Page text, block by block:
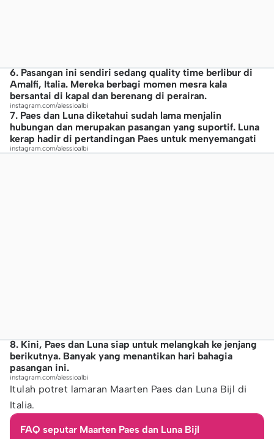
6. Pasangan ini sendiri sedang quality time berlibur di
Amalfi, Italia. Mereka berbagi momen mesra kala
bersantai di kapal dan berenang di perairan.
instagram.com/alessioalbi
7. Paes dan Luna diketahui sudah lama menjalin
hubungan dan merupakan pasangan yang suportif. Luna
kerap hadir di pertandingan Paes untuk menyemangati
instagram.com/alessioalbi
8. Kini, Paes dan Luna siap untuk melangkah ke jenjang
berikutnya. Banyak yang menantikan hari bahagia
pasangan ini.
instagram.com/alessioalbi
Itulah potret lamaran Maarten Paes dan Luna Bijl di
Italia.
FAQ seputar Maarten Paes dan Luna Bijl